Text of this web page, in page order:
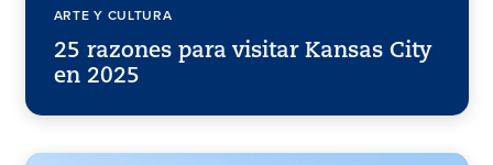
ARTE Y CULTURA
25 razones para visitar Kansas City
en 2025